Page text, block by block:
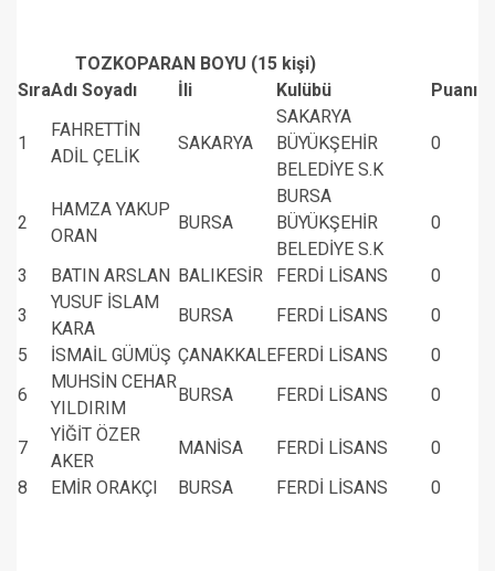
TOZKOPARAN BOYU (15 kişi)
SıraAdı Soyadı İli Kulübü Puanı
1
FAHRETTİN
ADİL ÇELİK
SAKARYA
SAKARYA
BÜYÜKŞEHİR
BELEDİYE S.K
0
2
HAMZA YAKUP
ORAN
BURSA
BURSA
BÜYÜKŞEHİR
BELEDİYE S.K
0
3 BATIN ARSLAN BALIKESİR FERDİ LİSANS
0
3
YUSUF İSLAM
KARA
BURSA FERDİ LİSANS
0
5
İSMAİL GÜMÜŞ ÇANAKKALEFERDİ LİSANS
0
6
MUHSİN CEHAR
YILDIRIM
BURSA FERDİ LİSANS 0
7
YİĞİT ÖZER
AKER
MANİSA FERDİ LİSANS
0
8
EMİR ORAKÇI BURSA FERDİ LİSANS 0